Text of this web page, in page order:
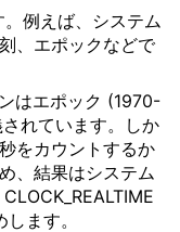
例えば、システム
、エポックなどで
はエポック (1970-
れています。しか
をカウントするか
、結果はシステム
ます。